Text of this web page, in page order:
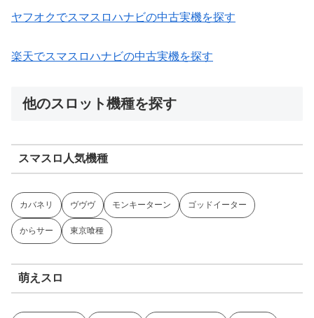
ヤフオクでスマスロハナビの中古実機を探す
楽天でスマスロハナビの中古実機を探す
他のスロット機種を探す
スマスロ人気機種
カバネリ ヴヴヴ モンキーターン ゴッドイーター
からサー 東京喰種
萌えスロ